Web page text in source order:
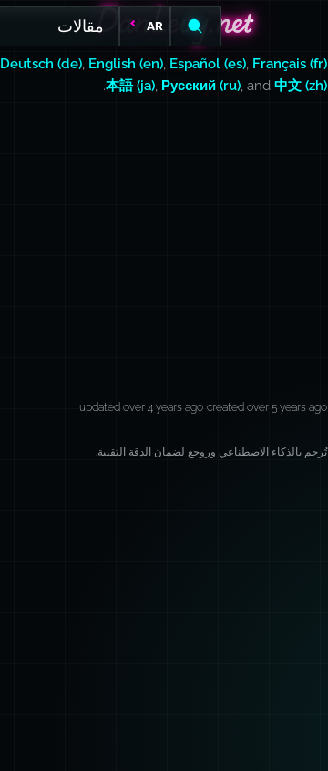
DanLevy.net
DanLevy.net
AR مقالات
Deutsch (de) English (en) Español (es) Français (fr)
本語 (ja) Русский (ru) , and 中文 (zh)
.
created over 5 years ago
updated over 4 years ago
تُرجم بالذكاء الاصطناعي وروجع لضمان الدقة التقنية.